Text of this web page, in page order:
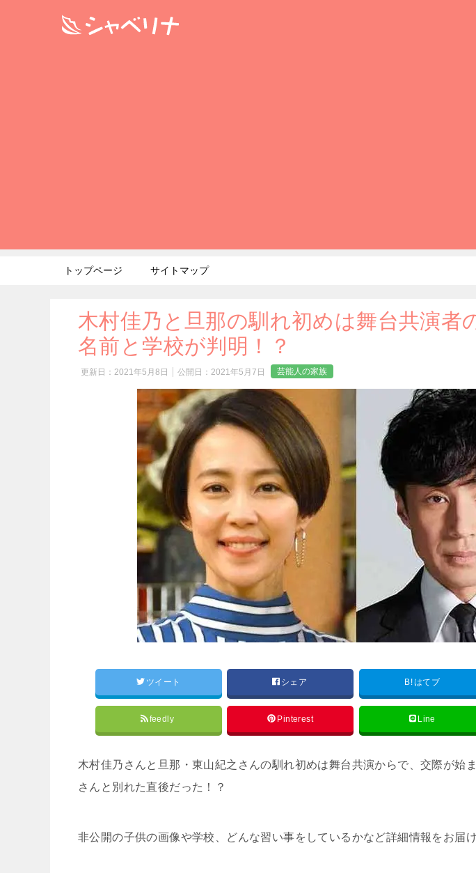
トップページ サイトマップ
木村佳乃と旦那の馴れ初めは舞台共演者
名前と学校が判明！？
更新日： 2021年5月8日 公開日： 2021年5月7日 芸能人の家族
ツイート シェア B!はてブ
feedly Pinterest Line
木村佳乃さんと旦那・東山紀之さんの馴れ初めは舞台共演からで、交際が始
さんと別れた直後だった！？
非公開の子供の画像や学校、どんな習い事をしているかなど詳細情報をお届け